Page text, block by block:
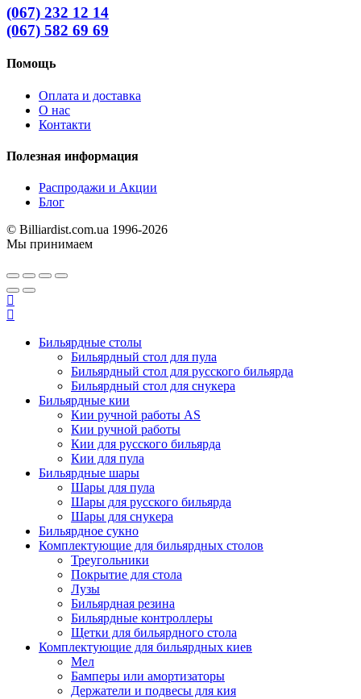
(067) 232 12 14
(067) 582 69 69
Помощь
Оплата и доставка
О нас
Контакти
Полезная информация
Распродажи и Акции
Блог
© Billiardist.com.ua 1996-2026
Мы принимаем
Бильярдные столы
Бильярдный стол для пула
Бильярдный стол для русского бильярда
Бильярдный стол для снукера
Бильярдные кии
Кии ручной работы AS
Кии ручной работы
Кии для русского бильярда
Кии для пула
Бильярдные шары
Шары для пула
Шары для русского бильярда
Шары для снукера
Бильярдное сукно
Комплектующие для бильярдных столов
Треугольники
Покрытие для стола
Лузы
Бильярдная резина
Бильярдные контроллеры
Щетки для бильярдного стола
Комплектующие для бильярдных киев
Мел
Бамперы или амортизаторы
Держатели и подвесы для кия